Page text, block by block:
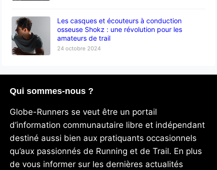
Les casques et écouteurs à conduction
osseuse Shokz : une révolution pour les
amateurs de trail
24 octobre 2024
Qui sommes-nous ?
Globe-Runners se veut être un portail
d’information communautaire libre et indépendant
destiné aussi bien aux pratiquants occasionnels
qu’aux passionnés de Running et de Trail. En plus
de vous informer sur les dernières actualités